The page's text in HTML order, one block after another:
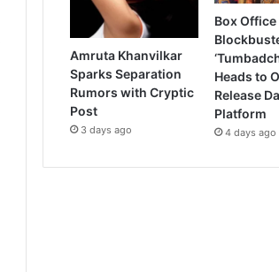
Amruta Khanvilkar
Sparks Separation
Rumors with Cryptic
Post
3 days ago
Box Office
Heads to
Release
Platform
4 days ago